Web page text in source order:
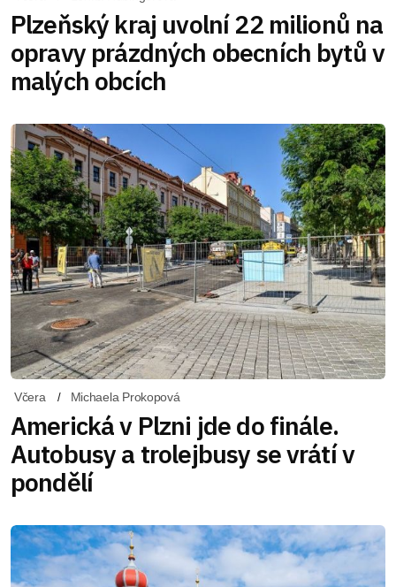
Plzeňský kraj uvolní 22 milionů na
opravy prázdných obecních bytů v
malých obcích
Včera Michaela Prokopová
Americká v Plzni jde do finále.
Autobusy a trolejbusy se vrátí v
pondělí